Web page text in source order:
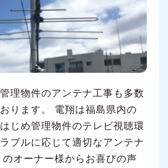
理物件のアンテナ工事も多数
ります。 電翔は福島県内の
じめ管理物件のテレビ視聴環
ブルに応じて適切なアンテナ
オーナー様からお喜びの声